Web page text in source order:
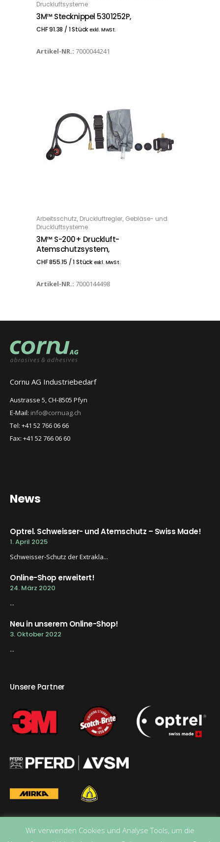
Druckluftsysteme
3M™ Stecknippel 5301252P,
CHF91.38 / 1 Stückexkl. MwSt.
Artikel-NR.: 7000044241
IN DEN WARENKORB
Arbeitsschutz, Druckluftregler, Gebläse- und
Druckluftsysteme
3M™ S-200+ Druckluft-
Atemschutzsystem,
CHF855.15 / 1 Stück exkl. MwSt.
Artikel-NR.: 7000144498
Cornu AG Industriebedarf
Austrasse 5, CH-8505 Pfyn
E-Mail: info@cornuag.ch
Tel: +41 52 766 06 66
Fax: +41 52 766 06 60
News
Optrel. Schweisser- und Atemschutz – Swiss Made!
1. April 2025
Schweisser-Schutz der Extrakla...
Online-Shop erweitert!
24. März 2020
...
Neu in unserem Online-Shop!
3. Oktober 2022
...
Unsere Partner
Wir verwenden Cookies und Analyse Tools, um die